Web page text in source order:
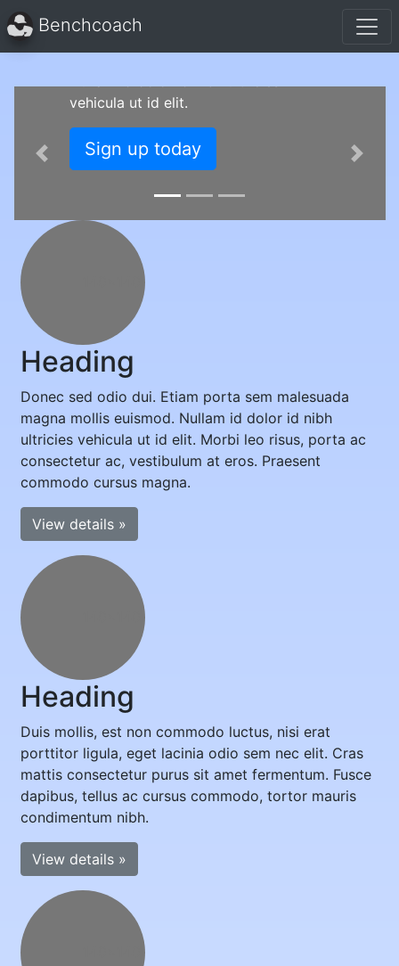
Benchcoach
Cras justo odio, dapibus ac facilisis in,
vehicula ut id elit.
Sign up today
Previous Next
Heading
Donec sed odio dui. Etiam porta sem malesuada
magna mollis euismod. Nullam id dolor id nibh
ultricies vehicula ut id elit. Morbi leo risus, porta ac
consectetur ac, vestibulum at eros. Praesent
commodo cursus magna.
View details »
Heading
Duis mollis, est non commodo luctus, nisi erat
porttitor ligula, eget lacinia odio sem nec elit. Cras
mattis consectetur purus sit amet fermentum. Fusce
dapibus, tellus ac cursus commodo, tortor mauris
condimentum nibh.
View details »